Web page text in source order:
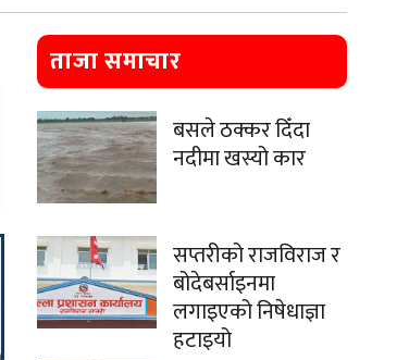
ताजा समाचार
बसले ठक्कर दिँदा
नदीमा खस्यो कार
सप्तरीको राजविराज र
बोदेबर्साइनमा
लगाइएको निषेधाज्ञा
हटाइयो